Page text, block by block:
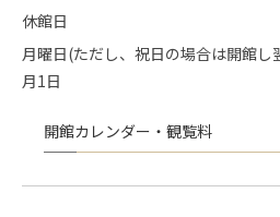
休館日
月曜日(ただし、祝日の場合は開館
月1日
開館カレンダー・観覧料